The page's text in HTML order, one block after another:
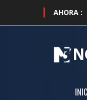
AHORA :